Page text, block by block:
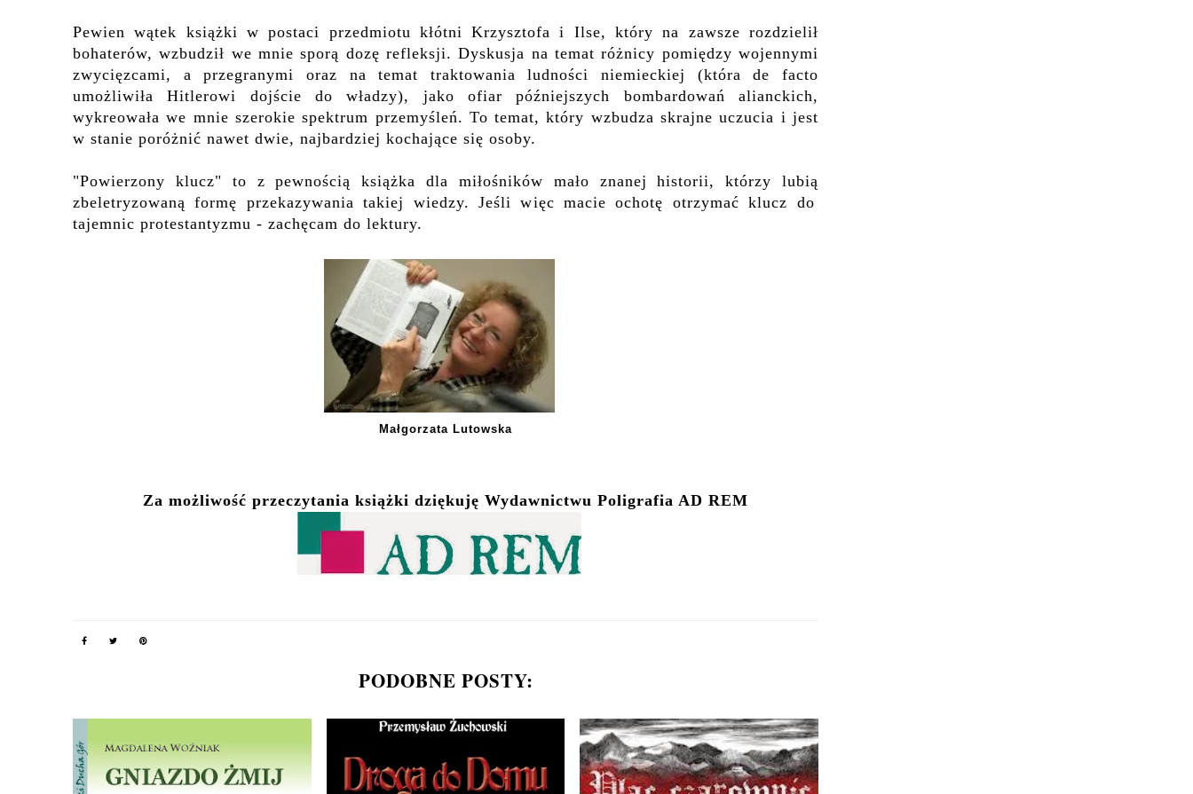
Pewien wątek książki w postaci przedmiotu kłótni Krzysztofa i Ilse, który na zawsze rozdzielił
bohaterów, wzbudził we mniesporą dozę refleksji. Dyskusja na tematróżnicy pomiędzy wojennymi
zwycięzcami, aprzegranymi oraz na temat traktowania ludności niemieckiej (która de facto
umożliwiła Hitlerowi dojście do władzy), jako ofiarpóźniejszych bombardowań alianckich,
wykreowała we mnie szerokie spektrum przemyśleń. To temat, który wzbudza skrajne uczucia i jest
w stanie poróżnić nawet dwie, najbardziej kochające się osoby.
"Powierzony klucz" to z pewnością książka dla miłośników mało znanej historii, którzy lubią
zbeletryzowaną formę przekazywania takiej wiedzy. Jeśli więc macie ochotę otrzymać klucz do
tajemnic protestantyzmu - zachęcam do lektury.
Małgorzata Lutowska
Za możliwość przeczytania książki dziękuję Wydawnictwu Poligrafia AD REM
PODOBNE POSTY: